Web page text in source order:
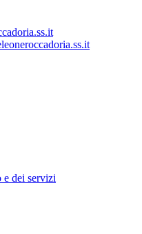
e dei servizi